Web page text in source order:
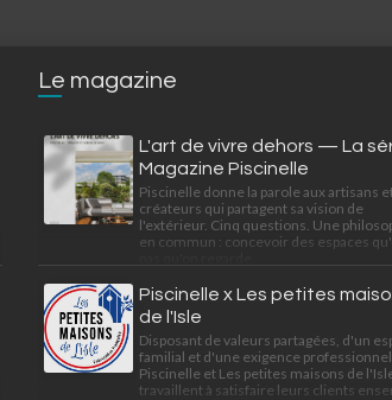
Le magazine
L'art de vivre dehors — La
Magazine Piscinelle
Piscinelle donne la parole aux artisans
créateurs qui partagent sa vision de
l'extérieur. Cinq questions. Une
en commun : concevoir des espaces
Piscinelle x Les petites
de l'Isle
Disposant de valeurs partagées, d'un
familial et d'une exigence
Piscinelle et Les petites maisons de
travaillent à satisfaire leurs clients